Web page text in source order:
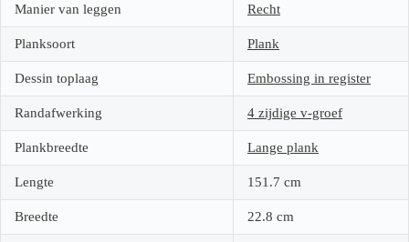
Manier van leggen Recht
Planksoort Plank
Dessin toplaag Embossing in register
Randafwerking 4 zijdige v-groef
Plankbreedte Lange plank
Lengte 151.7 cm
Breedte 22.8 cm